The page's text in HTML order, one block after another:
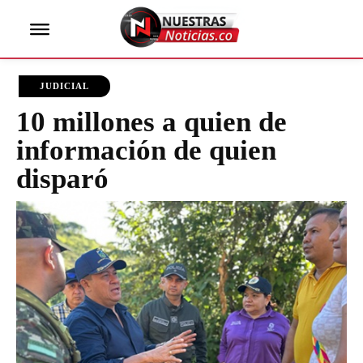
JUDICIAL
10 millones a quien de
información de quien
disparó